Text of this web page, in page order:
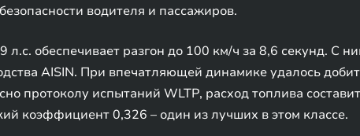
водителя и пассажиров.
обеспечивает разгон до 100 км/ч за 8,6 секунд. С
AISIN. При впечатляющей динамике удалось
протоколу испытаний WLTP, расход топлива
коэффициент 0,326 – один из лучших в этом классе.